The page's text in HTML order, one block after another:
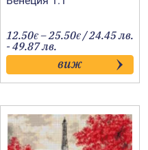
12.50€ –25.50€Price
range:
12.50€
through
25.50€
/ 24.45 лв.
- 49.87 лв.
виж